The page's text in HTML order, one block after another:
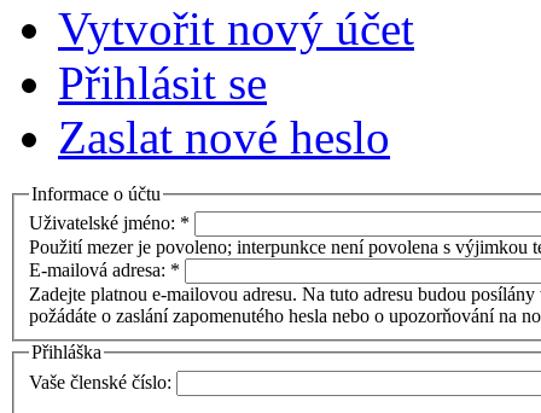
Vytvořit nový účet
Přihlásit se
Zaslat nové heslo
Informace o účtu
Uživatelské jméno: *
Použití mezer je povoleno; interpunkce není povolena s výjimkou
E-mailová adresa: *
Zadejte platnou e-mailovou adresu. Na tuto adresu budou
požádáte o zaslání zapomenutého hesla nebo o upozorňování na
Přihláška
Vaše členské číslo: